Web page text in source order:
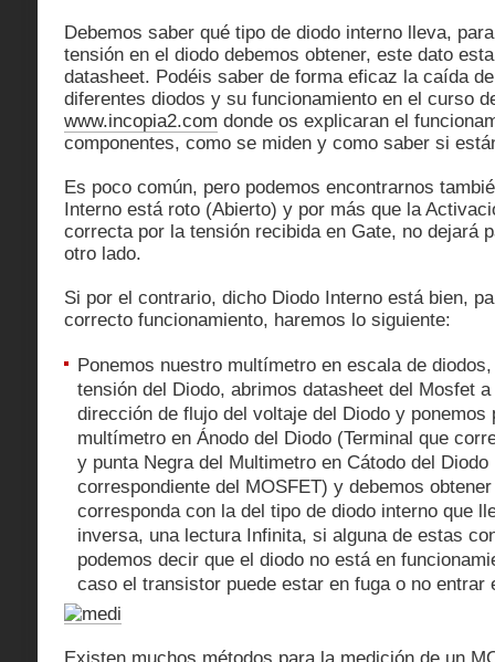
Debemos saber qué tipo de diodo interno lleva,
tensión en el diodo debemos obtener, este dato
datasheet. Podéis saber de forma eficaz la caída
diferentes diodos y su funcionamiento en el curso
www.incopia2.com donde os explicaran el
componentes, como se miden y como saber si
Es poco común, pero podemos encontrarnos
Interno está roto (Abierto) y por más que la
correcta por la tensión recibida en Gate, no dejará
otro lado.
Si por el contrario, dicho Diodo Interno está bien,
correcto funcionamiento, haremos lo siguiente:
Ponemos nuestro multímetro en escala de
tensión del Diodo, abrimos datasheet del Mosfet
dirección de flujo del voltaje del Diodo y ponemos
multímetro en Ánodo del Diodo (Terminal que
y punta Negra del Multimetro en Cátodo del Diodo
correspondiente del MOSFET) y debemos
corresponda con la del tipo de diodo interno que
inversa, una lectura Infinita, si alguna de estas
podemos decir que el diodo no está en
caso el transistor puede estar en fuga o no entrar